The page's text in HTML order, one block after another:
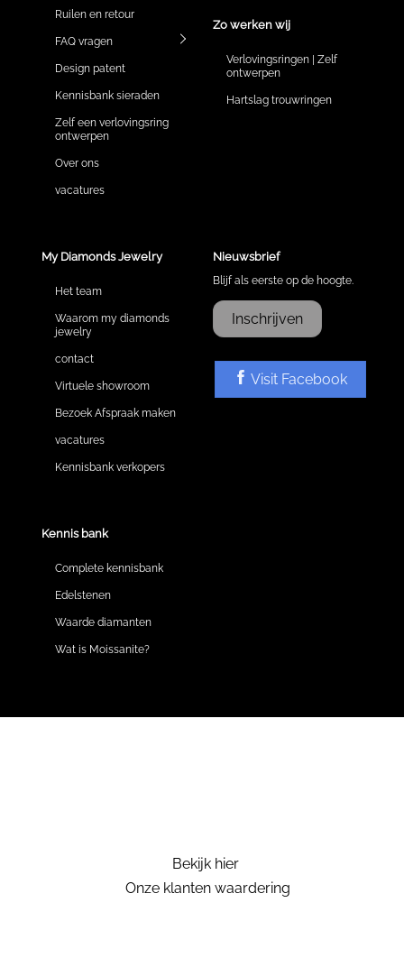
Ruilen en retour
FAQ vragen
Design patent
Kennisbank sieraden
Zelf een verlovingsring
ontwerpen
Over ons
vacatures
Zo werken wij
Verlovingsringen | Zelf
ontwerpen
Hartslag trouwringen
My Diamonds Jewelry
Het team
Waarom my diamonds
jewelry
contact
Virtuele showroom
Bezoek Afspraak maken
vacatures
Kennisbank verkopers
Kennis bank
Complete kennisbank
Edelstenen
Waarde diamanten
Wat is Moissanite?
Nieuwsbrief
Blijf als eerste op de hoogte.
Inschrijven
Visit Facebook
Bekijk hier
Onze klanten waardering